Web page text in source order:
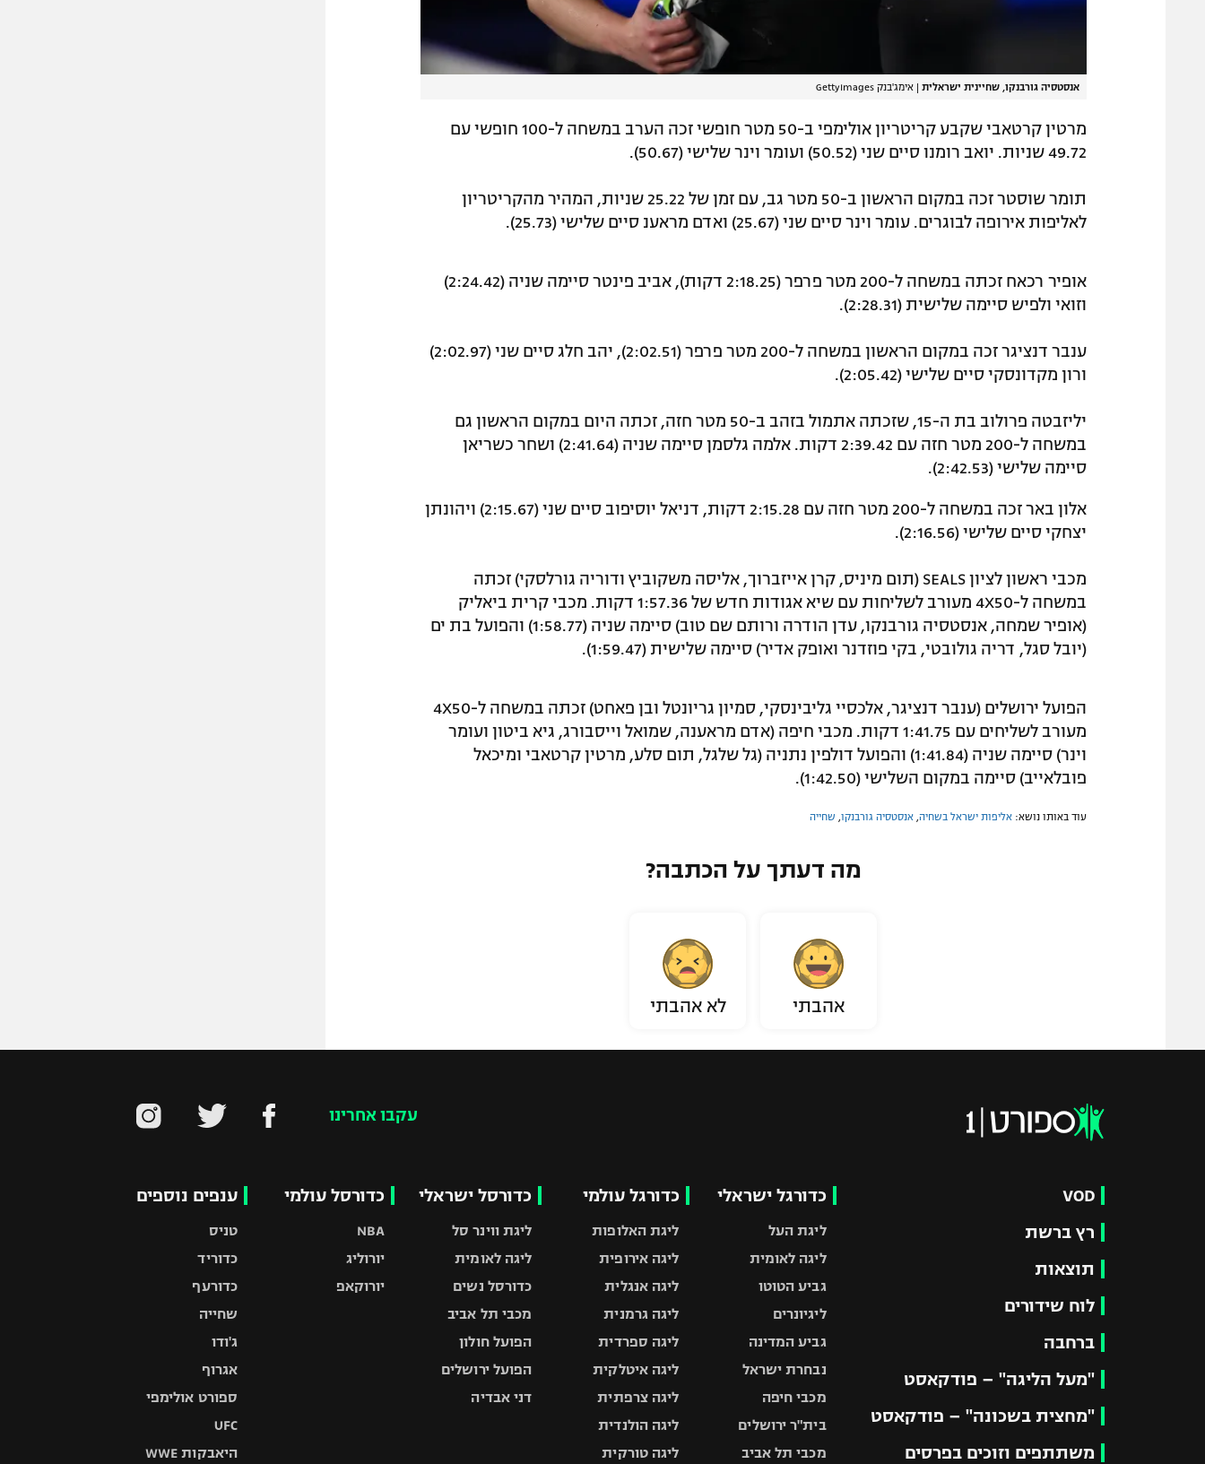
אנסטסיה גורבנקו, שחיינית ישראלית | אימג'בנק GettyImages
מרטין קרטאבי שקבע קריטריון אולימפי ב-50 מטר חופשי זכה הערב במשחה ל-100 חופשי עם
49.72 שניות. יואב רומנו סיים שני (50.52) ועומר וינר שלישי (50.67).
תומר שוסטר זכה במקום הראשון ב-50 מטר גב, עם זמן של 25.22 שניות, המהיר מהקריטריון
לאליפות אירופה לבוגרים. עומר וינר סיים שני (25.67) ואדם מראענ סיים שלישי (25.73).
אופיר רכאח זכתה במשחה ל-200 מטר פרפר (2:18.25 דקות), אביב פינטר סיימה שניה (2:24.42)
וזואי ולפיש סיימה שלישית (2:28.31).
ענבר דנציגר זכה במקום הראשון במשחה ל-200 מטר פרפר (2:02.51), יהב חלג סיים שני (2:02.97)
ורון מקדונסקי סיים שלישי (2:05.42).
יליזבטה פרולוב בת ה-15, שזכתה אתמול בזהב ב-50 מטר חזה, זכתה היום במקום הראשון גם
במשחה ל-200 מטר חזה עם 2:39.42 דקות. אלמה גלסמן סיימה שניה (2:41.64) ושחר כשריאן
סיימה שלישי (2:42.53).
אלון באר זכה במשחה ל-200 מטר חזה עם 2:15.28 דקות, דניאל יוסיפוב סיים שני (2:15.67) ויהונתן
יצחקי סיים שלישי (2:16.56).
מכבי ראשון לציון SEALS (תום מיניס, קרן אייזברוך, אליסה משקוביץ ודוריה גורלסקי) זכתה
במשחה ל-4X50 מעורב לשליחות עם שיא אגודות חדש של 1:57.36 דקות. מכבי קרית ביאליק
(אופיר שמחה, אנסטסיה גורבנקו, עדן הודרה ורותם שם טוב) סיימה שניה (1:58.77) והפועל בת ים
(יובל סגל, דריה גולובטי, בקי פוזדנר ואופק אדיר) סיימה שלישית (1:59.47).
הפועל ירושלים (ענבר דנציגר, אלכסיי גליבינסקי, סמיון גריונטל ובן פאחט) זכתה במשחה ל-4X50
מעורב לשליחים עם 1:41.75 דקות. מכבי חיפה (אדם מראענה, שמואל וייסבורג, גיא ביטון ועומר
וינר) סיימה שניה (1:41.84) והפועל דולפין נתניה (גל שלגל, תום סלע, מרטין קרטאבי ומיכאל
פובלאייב) סיימה במקום השלישי (1:42.50).
עוד באותו נושא: אליפות ישראל בשחיה אנסטסיה גורבנקו שחייה
מה דעתך על הכתבה?
אהבתי לא אהבתי
עקבו אחרינו
VOD
רץ ברשת
תוצאות
לוח שידורים
ברחבה
"מעל הליגה" – פודקאסט
"מחצית בשכונה" – פודקאסט
משתתפים וזוכים בפרסים
כדורגל ישראלי
ליגת העל
ליגה לאומית
גביע הטוטו
ליגיונרים
גביע המדינה
נבחרת ישראל
מכבי חיפה
בית"ר ירושלים
מכבי תל אביב
כדורגל עולמי
ליגת האלופות
ליגה אירופית
ליגה אנגלית
ליגה גרמנית
ליגה ספרדית
ליגה איטלקית
ליגה צרפתית
ליגה הולנדית
ליגה טורקית
כדורסל ישראלי
ליגת ווינר סל
ליגה לאומית
כדורסל נשים
מכבי תל אביב
הפועל חולון
הפועל ירושלים
דני אבדיה
כדורסל עולמי
NBA
יורוליג
יורוקאפ
ענפים נוספים
טניס
כדוריד
כדורעף
שחייה
ג'ודו
אגרוף
ספורט אולימפי
UFC
היאבקות WWE